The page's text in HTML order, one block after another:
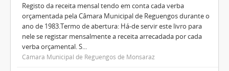
Registo da receita mensal tendo em conta cada verba
orçamentada pela Câmara Municipal de Reguengos durante o
ano de 1983.Termo de abertura: Há-de servir este livro para
nele se registar mensalmente a receita arrecadada por cada
verba orçamental. S...
Câmara Municipal de Reguengos de Monsaraz